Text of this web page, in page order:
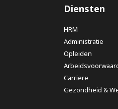
Diensten
HRM
Administratie
Opleiden
Carriere
Gezondheid &